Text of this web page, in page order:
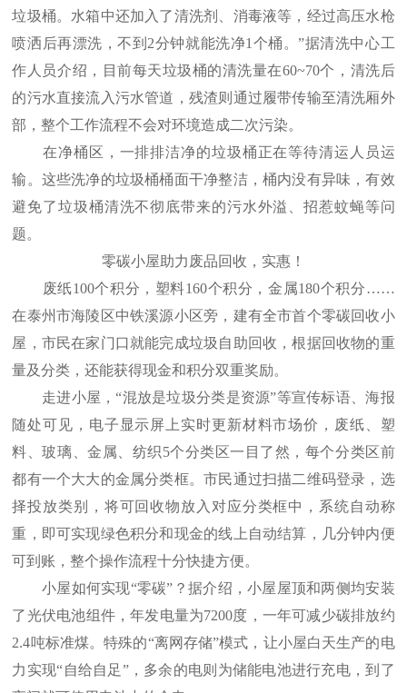
垃圾桶。水箱中还加入了清洗剂、消毒液等，经过高压水枪
喷洒后再漂洗，不到2分钟就能洗净1个桶。”据清洗中心工
作人员介绍，目前每天垃圾桶的清洗量在60~70个，清洗后
的污水直接流入污水管道，残渣则通过履带传输至清洗厢外
部，整个工作流程不会对环境造成二次污染。
在净桶区，一排排洁净的垃圾桶正在等待清运人员运
输。这些洗净的垃圾桶桶面干净整洁，桶内没有异味，有效
避免了垃圾桶清洗不彻底带来的污水外溢、招惹蚊蝇等问
题。
零碳小屋助力废品回收，实惠！
废纸100个积分，塑料160个积分，金属180个积分……
在泰州市海陵区中铁溪源小区旁，建有全市首个零碳回收小
屋，市民在家门口就能完成垃圾自助回收，根据回收物的重
量及分类，还能获得现金和积分双重奖励。
走进小屋，“混放是垃圾分类是资源”等宣传标语、海报
随处可见，电子显示屏上实时更新材料市场价，废纸、塑
料、玻璃、金属、纺织5个分类区一目了然，每个分类区前
都有一个大大的金属分类框。市民通过扫描二维码登录，选
择投放类别，将可回收物放入对应分类框中，系统自动称
重，即可实现绿色积分和现金的线上自动结算，几分钟内便
可到账，整个操作流程十分快捷方便。
小屋如何实现“零碳”？据介绍，小屋屋顶和两侧均安装
了光伏电池组件，年发电量为7200度，一年可减少碳排放约
2.4吨标准煤。特殊的“离网存储”模式，让小屋白天生产的电
力实现“自给自足”，多余的电则为储能电池进行充电，到了